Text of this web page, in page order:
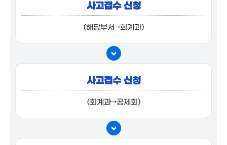
사고접수 신청
(해당부서→회계과)
사고접수 신청
(회계과→공제회)